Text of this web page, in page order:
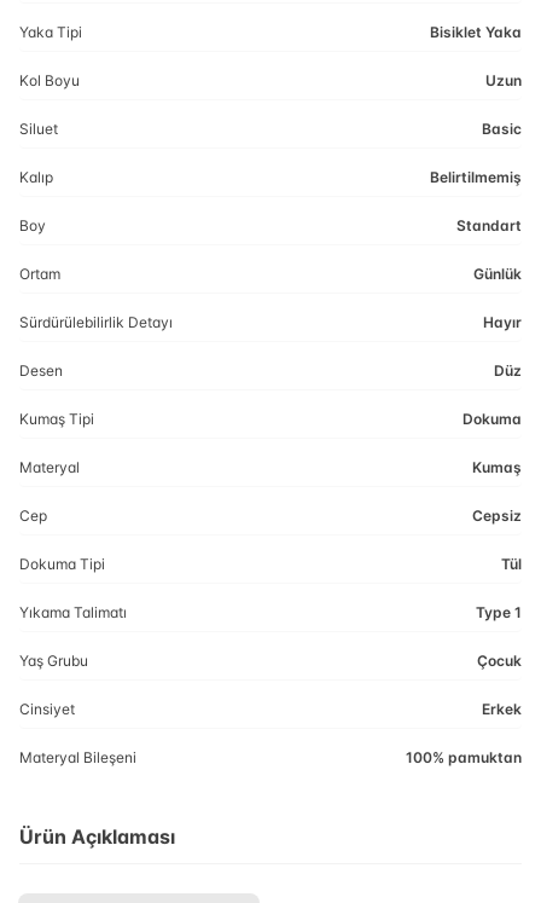
Yaka Tipi Bisiklet Yaka
Kol Boyu Uzun
Siluet Basic
Kalıp Belirtilmemiş
Boy Standart
Ortam Günlük
Sürdürülebilirlik Detayı Hayır
Desen Düz
Kumaş Tipi Dokuma
Materyal Kumaş
Cep Cepsiz
Dokuma Tipi Tül
Yıkama Talimatı Type 1
Yaş Grubu Çocuk
Cinsiyet Erkek
Materyal Bileşeni 100% pamuktan
Ürün Açıklaması